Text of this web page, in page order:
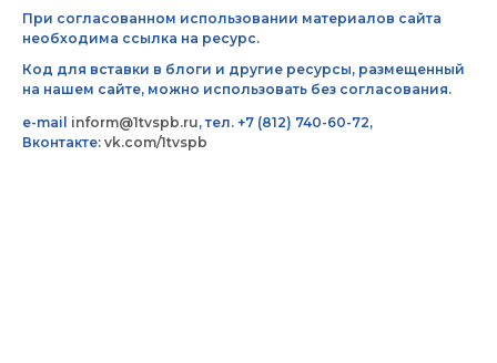
При согласованном использовании материалов сайта
необходима ссылка на ресурс.
Код для вставки в блоги и другие ресурсы, размещенный
на нашем сайте, можно использовать без согласования.
e-mail inform@1tvspb.ru, тел. +7 (812) 740-60-72,
Вконтакте: vk.com/1tvspb